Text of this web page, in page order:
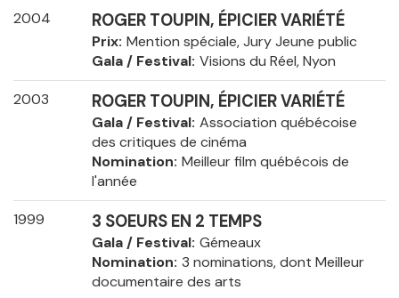
2004 ROGER TOUPIN, ÉPICIER VARIÉTÉ
Prix Mention spéciale, Jury Jeune public
Gala / Festival Visions du Réel, Nyon
2003 ROGER TOUPIN, ÉPICIER VARIÉTÉ
Gala / Festival Association québécoise
des critiques de cinéma
Nomination Meilleur film québécois de
l'année
1999 3 SOEURS EN 2 TEMPS
Gala / Festival Gémeaux
Nomination 3 nominations, dont Meilleur
documentaire des arts